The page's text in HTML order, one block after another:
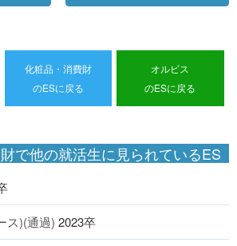
化粧品・消費財
のESに戻る
オルビス
のESに戻る
で他の就活生に見られているES
ス)(通過) 2023卒